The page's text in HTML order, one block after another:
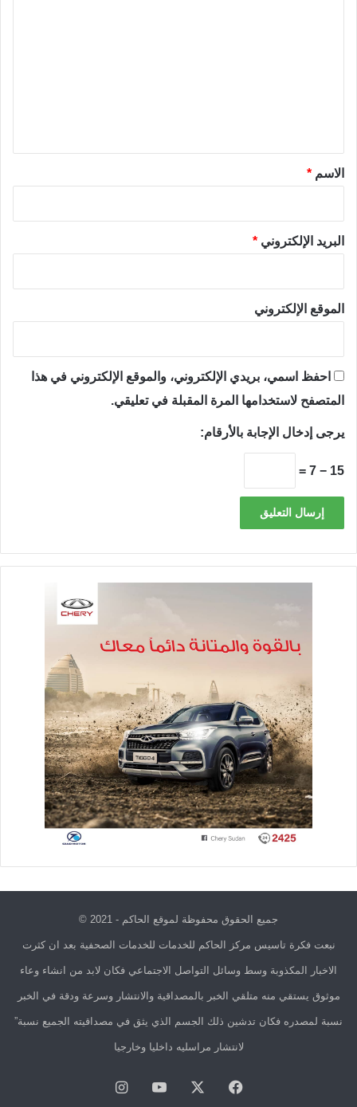
*الاسم *
البريد الإلكتروني *
الموقع الإلكتروني
احفظ اسمي، بريدي الإلكتروني، والموقع الإلكتروني في هذا
المتصفح لاستخدامها المرة المقبلة في تعليقي.
يرجى إدخال الإجابة بالأرقام:
15 − 7 =
جميع الحقوق محفوظة لموقع الحاكم - 2021 ©
نبعت فكرة تاسيس مركز الحاكم للخدمات للخدمات الصحفية بعد ان كثرت
الاخبار المكذوبة وسط وسائل التواصل الاجتماعي فكان لابد من انشاء وعاء
موثوق يستقي منه متلقي الخبر بالمصداقية والانتشار وسرعة ودقة في الخبر
نسبة لمصدره فكان تدشين ذلك الجسم الذي يثق في مصداقيته الجميع نسبة”
لانتشار مراسليه داخليا وخارجيا
فيسبوك يوتيوبانستقرام